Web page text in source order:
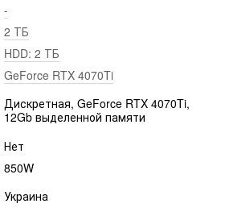
-
2 ТБ
HDD: 2 ТБ
GeForce RTX 4070Ti
Дискретная, GeForce RTX 4070Ti,
12Gb выделенной памяти
Нет
850W
Украина